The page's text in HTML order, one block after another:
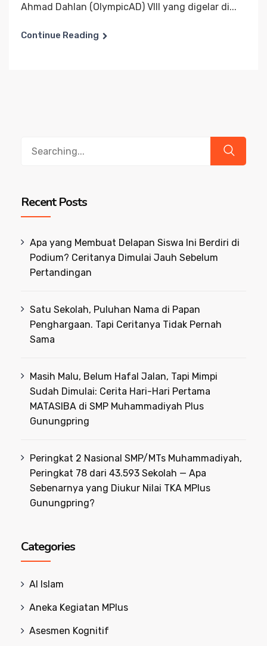
Ahmad Dahlan (OlympicAD) VIII yang digelar di...
Continue Reading
Recent Posts
Apa yang Membuat Delapan Siswa Ini Berdiri di
Podium? Ceritanya Dimulai Jauh Sebelum
Pertandingan
Satu Sekolah, Puluhan Nama di Papan
Penghargaan. Tapi Ceritanya Tidak Pernah
Sama
Masih Malu, Belum Hafal Jalan, Tapi Mimpi
Sudah Dimulai: Cerita Hari-Hari Pertama
MATASIBA di SMP Muhammadiyah Plus
Gunungpring
Peringkat 2 Nasional SMP/MTs Muhammadiyah,
Peringkat 78 dari 43.593 Sekolah — Apa
Sebenarnya yang Diukur Nilai TKA MPlus
Gunungpring?
Categories
Al Islam
Aneka Kegiatan MPlus
Asesmen Kognitif